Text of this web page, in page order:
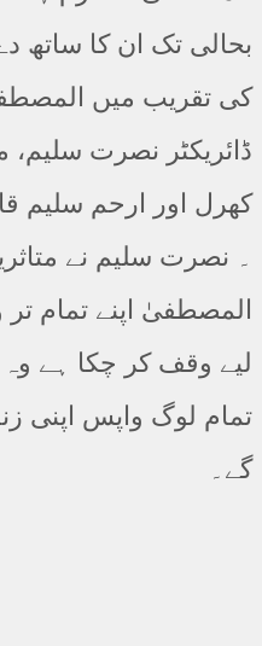
بحالی تک ان کا ساتھ
کی تقریب میں
ڈائریکٹر نصرت سلیم،
کھرل اور ارحم سلیم
۔ نصرت سلیم نے
المصطفیٰ اپنے تمام
لیے وقف کر چکا ہے
تمام لوگ واپس اپنی
گے۔